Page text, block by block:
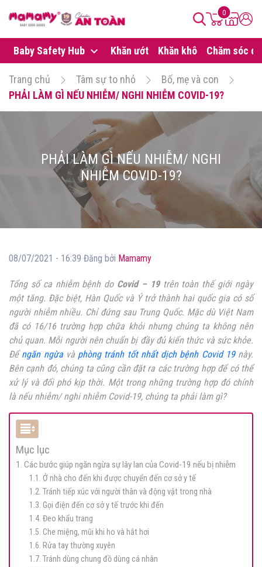
0
Baby Safety Hub Khăn ướt Khăn khô Chăm sóc da
Trang chủ Tâm sự to nhỏ
Bố, mẹ và con
PHẢI LÀM GÌ NẾU NHIỄM/ NGHI NHIỄM COVID-19?
PHẢI LÀM GÌ NẾU NHIỄM/ NGHI
NHIỄM COVID-19?
08/07/2021 - 16:39 Đăng bởi Mamamy
Tổng số ca nhiễm bệnh do Covid – 19trên toàn thế giới ngày
một tăng. Đặc biệt, Hàn Quốc và Ý trở thành hai quốc gia có số
người nhiễm nhiều. Chỉ đứng sau Trung Quốc. Mặc dù Việt Nam
đã có 16/16 trường hợp chữa khỏi nhưng chúng ta không nên
chủ quan. Mỗi người nên chuẩn bị đầy đủ kiến thức và sức khỏe.
Để ngăn ngừavà phòng tránh tốt nhất dịch bệnh Covid 19này.
Bên cạnh đó, chúng ta cũng cần đặt ra các trường hợp để có thể
xử lý và đối phó kịp thời. Một trong những trường hợp đó chính
là nếu nhiễm/ nghi nhiễm Covid-19, chúng ta phải làm gì?
Mục lục
1. Các bước giúp ngăn ngừa sự lây lan của Covid-19 nếu bị nhiễm
1.1. Ở nhà cho đến khi được chuyển đến cơ sở y tế
1.2. Tránh tiếp xúc với người thân và động vật trong nhà
1.3. Gọi điện đến cơ sở y tế trước khi đến
1.4. Đeo khẩu trang
1.5. Che miệng, mũi khi ho và hắt hơi
1.6. Rửa tay thường xuyên
1.7. Tránh dùng chung đồ dùng cá nhân